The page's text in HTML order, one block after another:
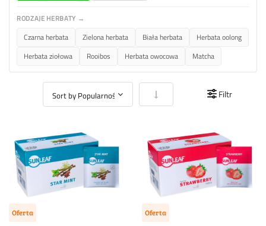
RODZAJE HERBATY →
Czarna herbata Zielona herbata Biała herbata
Herbata oolong
Herbata ziołowa
Rooibos Herbata owocowa Matcha
Ustaw kierunek rosnący
Filtr
Oferta Oferta